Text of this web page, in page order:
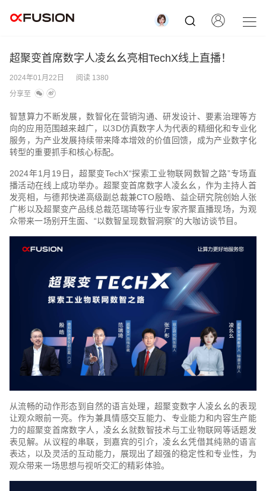
超聚变首席数字人凌幺幺亮相TechX线上直播！
2024年01月22日
阅读 1380
分享至
智慧算力不断发展，数智化在营销沟通、研发设计、要素治理等方
向的应用范围越来越广，以3D仿真数字人为代表的精细化和专业化
服务，为产业发展持续带来降本增效的价值回馈，成为产业数字化
转型的重要抓手和核心标配。
2024年1月19日，超聚变TechX“探索工业物联网数智之路”专场直
播活动在线上成功举办。超聚变首席数字人凌幺幺，作为主持人首
发亮相，与德邦快递高级副总裁兼CTO殷皓、益企研究院创始人张
广彬以及超聚变产品线总裁范瑞琦等行业专家齐聚直播现场，为观
众带来一场别开生面、“以数智呈现数智洞察”的大咖访谈节目。
从流畅的动作形态到自然的语言处理，超聚变数字人凌幺幺的表现
让观众眼前一亮。作为兼具情感交互能力、专业能力和内容生产能
力的超聚变首席数字人，凌幺幺就数智技术与工业物联网等话题发
表见解。从议程的串联，到嘉宾的引介，凌幺幺凭借其纯熟的语言
表达，以及灵活的互动能力，展现出了超强的稳定性和专业性，为
观众带来一场思想与视听交汇的精彩体验。